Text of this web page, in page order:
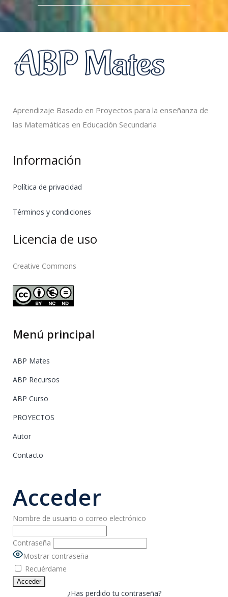
Aprendizaje Basado en Proyectos para la enseñanza de
las Matemáticas en Educación Secundaria
Información
Política de privacidad
Términos y condiciones
Licencia de uso
Creative Commons
Menú principal
ABP Mates
ABP Recursos
ABP Curso
PROYECTOS
Autor
Contacto
Acceder
Nombre de usuario o correo electrónico
Contraseña
Mostrar contraseña
Recuérdame
¿Has perdido tu contraseña?